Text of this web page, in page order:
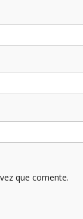
que comente.